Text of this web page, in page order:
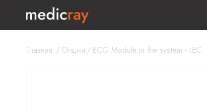
Главная /Опции / ECG Module in the system - IEC